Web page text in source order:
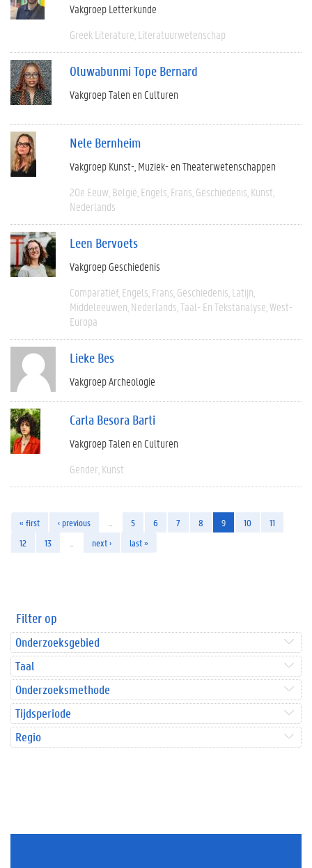
Vakgroep Letterkunde
Greek Literature Literatuurwetenschap
Oluwabunmi Tope Bernard
Vakgroep Talen en Culturen
Nele Bernheim
Vakgroep Kunst-, Muziek- en Theaterwetenschappen
20e Eeuw België Engels Frans Geschiedenis Kunst
Nederlands
Leen Bervoets
Vakgroep Geschiedenis
Comparatief Engels Frans Geschiedenis Latijn
Middeleeuwen Nederlands Taal- En Tekstanalyse West-
Europa
Lieke Bes
Vakgroep Archeologie
Carla Besora Barti
Vakgroep Talen en Culturen
Gender Kunst
« first ‹ previous 5 6 7 8 9 10
11
12
13 next › last »
Filter op
Onderzoeksgebied
Taal
Onderzoeksmethode
Tijdsperiode
Regio